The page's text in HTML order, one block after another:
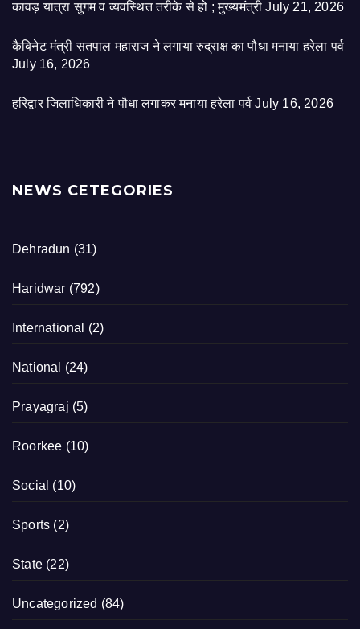
कावड़ यात्रा सुगम व व्यवस्थित तरीके से हो ; मुख्यमंत्री July 21, 2026
कैबिनेट मंत्री सतपाल महाराज ने लगाया रुद्राक्ष का पौधा मनाया हरेला पर्व
July 16, 2026
हरिद्वार जिलाधिकारी ने पौधा लगाकर मनाया हरेला पर्व July 16, 2026
NEWS CETEGORIES
Dehradun (31)
Haridwar (792)
International (2)
National (24)
Prayagraj (5)
Roorkee (10)
Social (10)
Sports (2)
State (22)
Uncategorized (84)